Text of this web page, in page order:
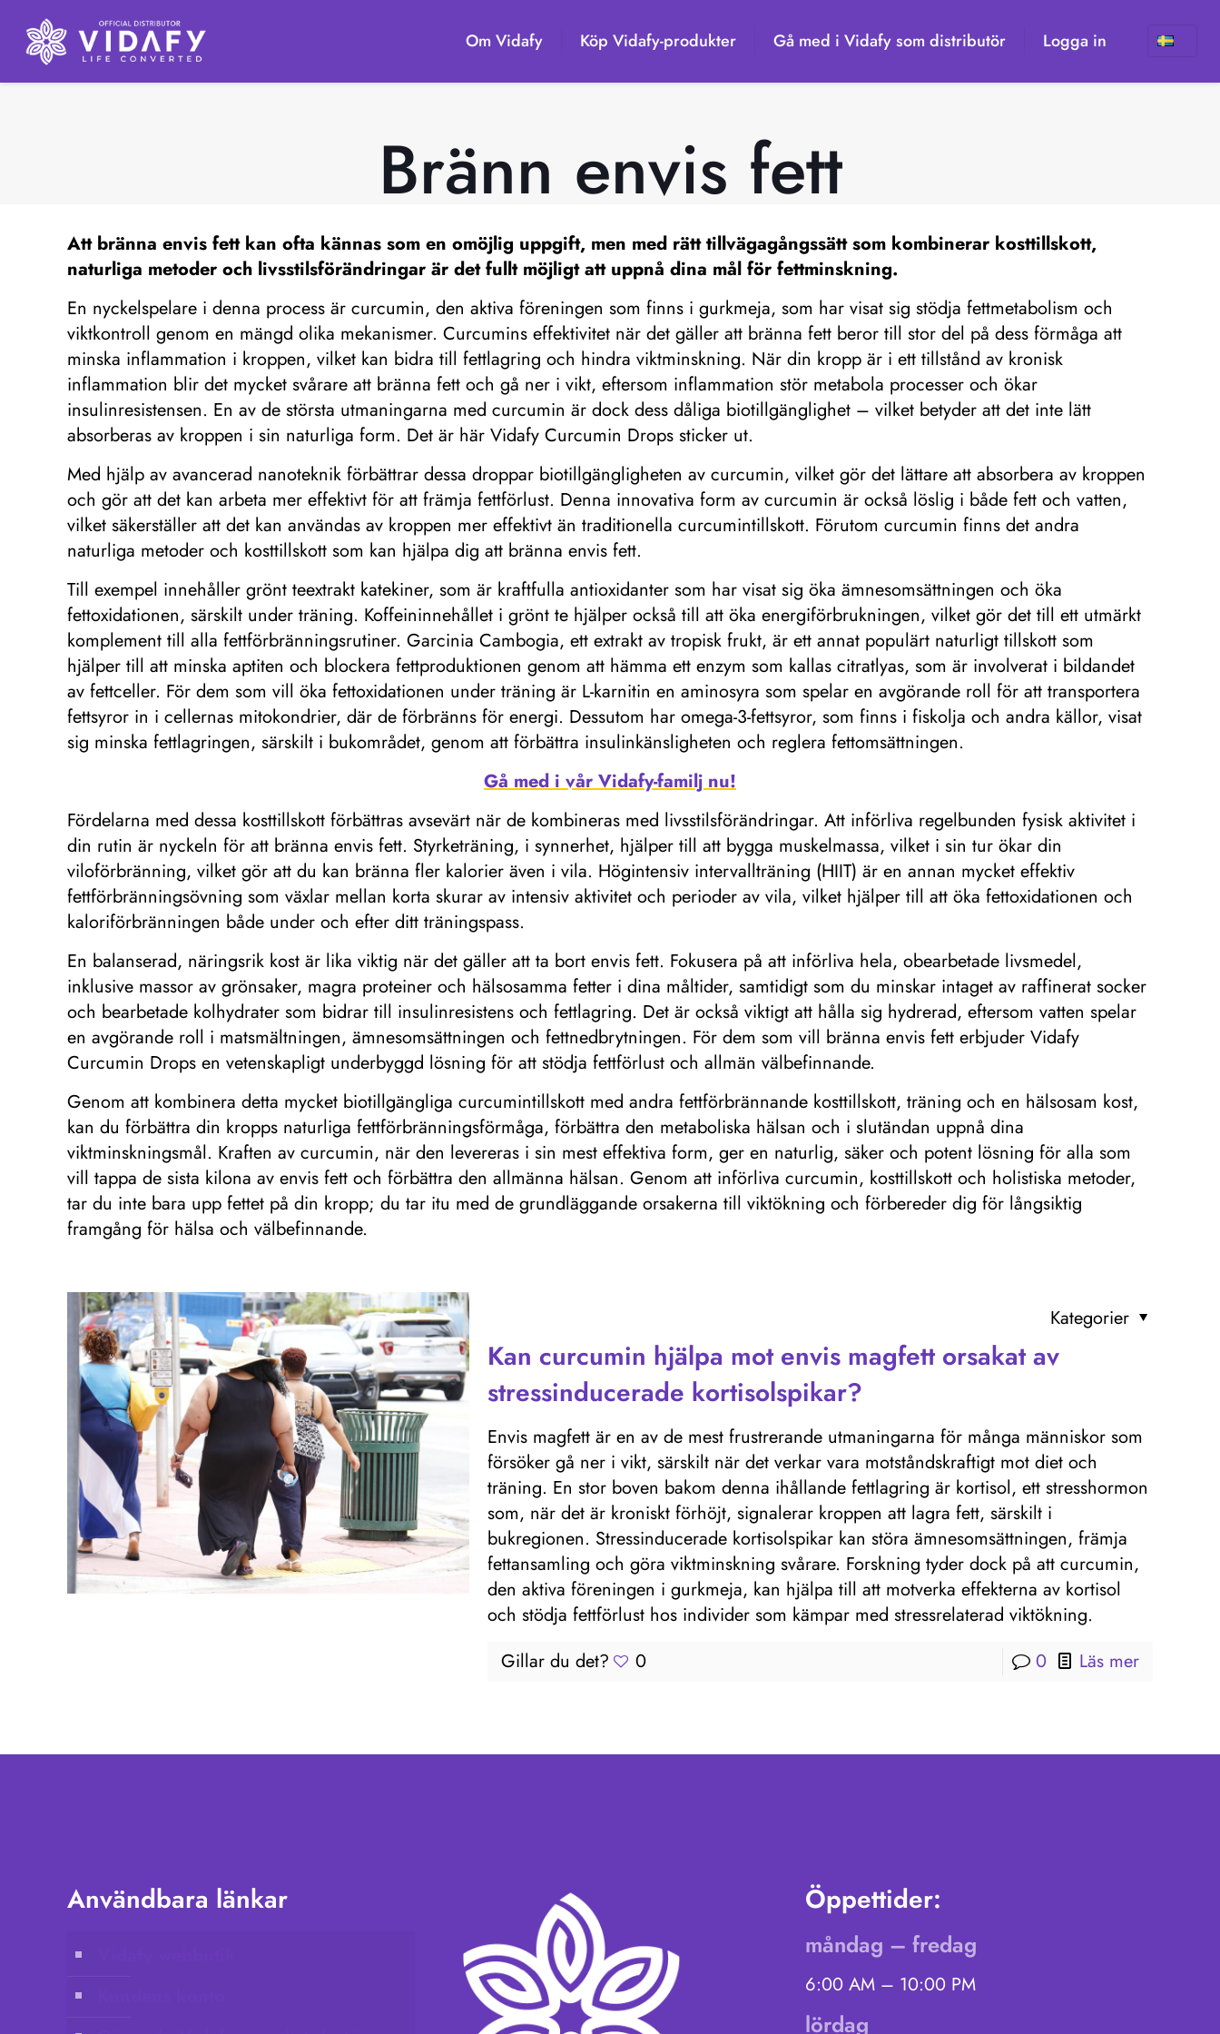
Om Vidafy Köp Vidafy-produkter Gå med i Vidafy som distributör Logga in
Bränn envis fett
Att bränna envis fett kan ofta kännas som en omöjlig uppgift, men med rätt tillvägagångssätt som kombinerar kosttillskott,
naturliga metoder och livsstilsförändringar är det fullt möjligt att uppnå dina mål för fettminskning.
En nyckelspelare i denna process är curcumin, den aktiva föreningen som finns i gurkmeja, som har visat sig stödja fettmetabolism och
viktkontroll genom en mängd olika mekanismer. Curcumins effektivitet när det gäller att bränna fett beror till stor del på dess förmåga att
minska inflammation i kroppen, vilket kan bidra till fettlagring och hindra viktminskning. När din kropp är i ett tillstånd av kronisk
inflammation blir det mycket svårare att bränna fett och gå ner i vikt, eftersom inflammation stör metabola processer och ökar
insulinresistensen. En av de största utmaningarna med curcumin är dock dess dåliga biotillgänglighet – vilket betyder att det inte lätt
absorberas av kroppen i sin naturliga form. Det är här Vidafy Curcumin Drops sticker ut.
Med hjälp av avancerad nanoteknik förbättrar dessa droppar biotillgängligheten av curcumin, vilket gör det lättare att absorbera av kroppen
och gör att det kan arbeta mer effektivt för att främja fettförlust. Denna innovativa form av curcumin är också löslig i både fett och vatten,
vilket säkerställer att det kan användas av kroppen mer effektivt än traditionella curcumintillskott. Förutom curcumin finns det andra
naturliga metoder och kosttillskott som kan hjälpa dig att bränna envis fett.
Till exempel innehåller grönt teextrakt katekiner, som är kraftfulla antioxidanter som har visat sig öka ämnesomsättningen och öka
fettoxidationen, särskilt under träning. Koffeininnehållet i grönt te hjälper också till att öka energiförbrukningen, vilket gör det till ett utmärkt
komplement till alla fettförbränningsrutiner. Garcinia Cambogia, ett extrakt av tropisk frukt, är ett annat populärt naturligt tillskott som
hjälper till att minska aptiten och blockera fettproduktionen genom att hämma ett enzym som kallas citratlyas, som är involverat i bildandet
av fettceller. För dem som vill öka fettoxidationen under träning är L-karnitin en aminosyra som spelar en avgörande roll för att transportera
fettsyror in i cellernas mitokondrier, där de förbränns för energi. Dessutom har omega-3-fettsyror, som finns i fiskolja och andra källor, visat
sig minska fettlagringen, särskilt i bukområdet, genom att förbättra insulinkänsligheten och reglera fettomsättningen.
Gå med i vår Vidafy-familj nu!
Fördelarna med dessa kosttillskott förbättras avsevärt när de kombineras med livsstilsförändringar. Att införliva regelbunden fysisk aktivitet i
din rutin är nyckeln för att bränna envis fett. Styrketräning, i synnerhet, hjälper till att bygga muskelmassa, vilket i sin tur ökar din
viloförbränning, vilket gör att du kan bränna fler kalorier även i vila. Högintensiv intervallträning (HIIT) är en annan mycket effektiv
fettförbränningsövning som växlar mellan korta skurar av intensiv aktivitet och perioder av vila, vilket hjälper till att öka fettoxidationen och
kaloriförbränningen både under och efter ditt träningspass.
En balanserad, näringsrik kost är lika viktig när det gäller att ta bort envis fett. Fokusera på att införliva hela, obearbetade livsmedel,
inklusive massor av grönsaker, magra proteiner och hälsosamma fetter i dina måltider, samtidigt som du minskar intaget av raffinerat socker
och bearbetade kolhydrater som bidrar till insulinresistens och fettlagring. Det är också viktigt att hålla sig hydrerad, eftersom vatten spelar
en avgörande roll i matsmältningen, ämnesomsättningen och fettnedbrytningen. För dem som vill bränna envis fett erbjuder Vidafy
Curcumin Drops en vetenskapligt underbyggd lösning för att stödja fettförlust och allmän välbefinnande.
Genom att kombinera detta mycket biotillgängliga curcumintillskott med andra fettförbrännande kosttillskott, träning och en hälsosam kost,
kan du förbättra din kropps naturliga fettförbränningsförmåga, förbättra den metaboliska hälsan och i slutändan uppnå dina
viktminskningsmål. Kraften av curcumin, när den levereras i sin mest effektiva form, ger en naturlig, säker och potent lösning för alla som
vill tappa de sista kilona av envis fett och förbättra den allmänna hälsan. Genom att införliva curcumin, kosttillskott och holistiska metoder,
tar du inte bara upp fettet på din kropp; du tar itu med de grundläggande orsakerna till viktökning och förbereder dig för långsiktig
framgång för hälsa och välbefinnande.
Kategorier
Kan curcumin hjälpa mot envis magfett orsakat av
stressinducerade kortisolspikar?
Envis magfett är en av de mest frustrerande utmaningarna för många människor som
försöker gå ner i vikt, särskilt när det verkar vara motståndskraftigt mot diet och
träning. En stor boven bakom denna ihållande fettlagring är kortisol, ett stresshormon
som, när det är kroniskt förhöjt, signalerar kroppen att lagra fett, särskilt i
bukregionen. Stressinducerade kortisolspikar kan störa ämnesomsättningen, främja
fettansamling och göra viktminskning svårare. Forskning tyder dock på att curcumin,
den aktiva föreningen i gurkmeja, kan hjälpa till att motverka effekterna av kortisol
och stödja fettförlust hos individer som kämpar med stressrelaterad viktökning.
Gillar du det?
0 0 Läs mer
Användbara länkar Öppettider:
måndag – fredag
6:00 AM – 10:00 PM
lördag